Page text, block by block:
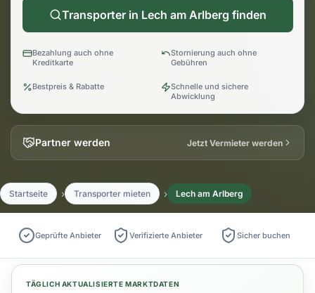
Transporter in Lech am Arlberg finden
Bezahlung auch ohne
Kreditkarte
Stornierung auch ohne
Gebühren
Bestpreis & Rabatte
Schnelle und sichere
Abwicklung
Partner werden Jetzt Vermieter werden
Startseite Transporter mieten Lech am Arlberg
Geprüfte Anbieter Verifizierte Anbieter Sicher buchen
TÄGLICH AKTUALISIERTE MARKTDATEN